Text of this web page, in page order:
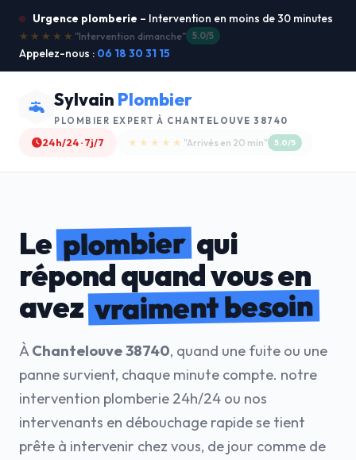
Urgence plomberie – Intervention en moins de 30 minutes
★★★★★ "Service ultra rapide !" 5.0/5
Appelez-nous : 06 18 30 31 15
Sylvain Plombier
PLOMBIER EXPERT À CHANTELOUVE 38740
24h/24 · 7j/7 ★★★★☆ "Devis gratuit" 4.8/5
Leplombierqui
répond quand vous en
avezvraiment besoin
ÀChantelouve 38740, quand une fuite ou une
panne survient, chaque minute compte. notre
intervention plomberie 24h/24 ou nos
intervenants en débouchage rapide se tient
prête à intervenir chez vous, de jour comme de